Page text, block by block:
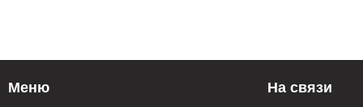
Меню На связи